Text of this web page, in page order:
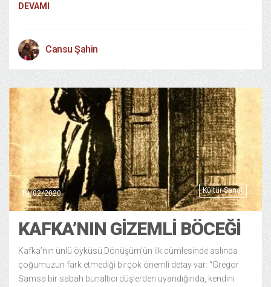
DEVAMI
Cansu Şahin
Kültür Sanat
19/02/2020
KAFKA’NIN GIZEMLI BÖCEĞI
Kafka’nın ünlü öyküsü Dönüşüm’ün ilk cümlesinde aslında
çoğumuzun fark etmediği birçok önemli detay var: “Gregor
Samsa bir sabah bunaltıcı düşlerden uyandığında, kendini